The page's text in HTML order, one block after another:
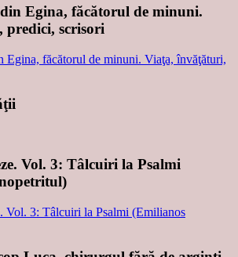
Egina, făcătorul de minuni.
scrisori
Vol. 3: Tâlcuiri la Psalmi